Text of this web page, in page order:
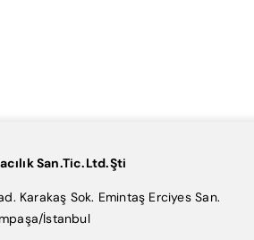
San.Tic.Ltd.Şti
Karakaş Sok. Emintaş Erciyes San.
İstanbul